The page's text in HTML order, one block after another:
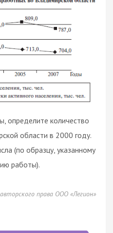
определите количество
области в 2000 году.
(по образцу, указанному
работы).
права ООО «Легион»